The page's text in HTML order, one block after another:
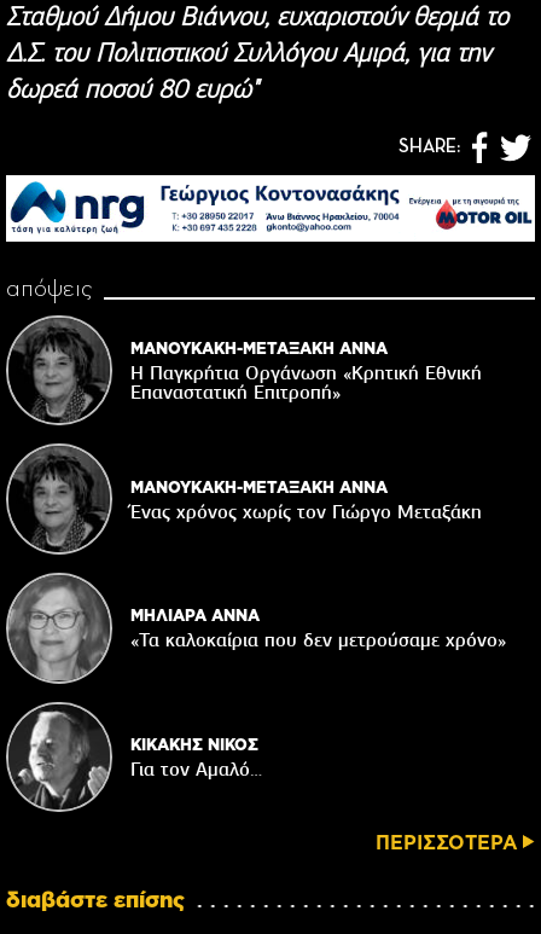
Σταθμού Δήμου Βιάννου, ευχαριστούν θερμά το
Δ.Σ. του Πολιτιστικού Συλλόγου Αμιρά, για την
δωρεά ποσού 80 ευρώ"
SHARE:
απόψεις
ΜΑΝΟΥΚΑΚΗ-ΜΕΤΑΞΑΚΗ ΑΝΝΑ
Η Παγκρήτια Οργάνωση «Κρητική Εθνική
Επαναστατική Eπιτροπή»
ΜΑΝΟΥΚΑΚΗ-ΜΕΤΑΞΑΚΗ ΑΝΝΑ
Ένας χρόνος χωρίς τον Γιώργο Μεταξάκη
ΜΗΛΙΑΡΑ ΑΝΝΑ
«Τα καλοκαίρια που δεν μετρούσαμε χρόνο»
ΚΙΚΑΚΗΣ ΝΙΚΟΣ
Για τον Αμαλό…
ΠΕΡΙΣΣΟΤΕΡΑ
διαβάστε επίσης